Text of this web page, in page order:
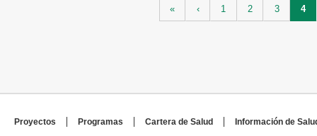
« ‹ 1 2 3 4
Proyectos Programas Cartera de Salud
Información de